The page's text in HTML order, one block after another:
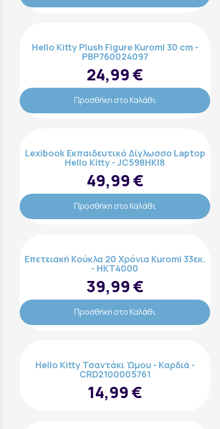
Hello Kitty Plush Figure Kuromi 30 cm -
PBP760024097
24,99 €
Προσθήκη στο Καλάθι
Lexibook Eκπαιδευτικό Δίγλωσσο Laptop
Hello Kitty - JC598HKI8
49,99 €
Προσθήκη στο Καλάθι
Επετειακή Κούκλα 20 Χρόνια Kuromi 33εκ.
- HKT4000
39,99 €
Προσθήκη στο Καλάθι
Hello Kitty Τσαντάκι Ώμου - Καρδιά -
CRD2100005761
14,99 €